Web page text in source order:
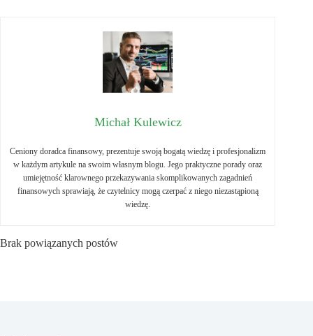
Michał Kulewicz
Ceniony doradca finansowy, prezentuje swoją bogatą wiedzę i profesjonalizm
w każdym artykule na swoim własnym blogu. Jego praktyczne porady oraz
umiejętność klarownego przekazywania skomplikowanych zagadnień
finansowych sprawiają, że czytelnicy mogą czerpać z niego niezastąpioną
wiedzę.
Brak powiązanych postów